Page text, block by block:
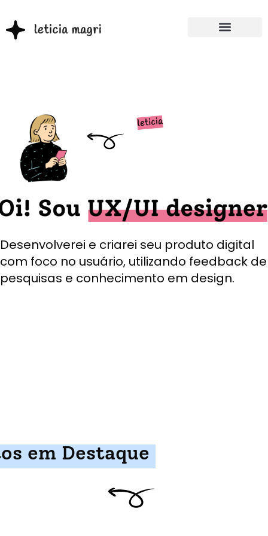
Desenvolverei e criarei seu produto digital
com foco no usuário, utilizando feedback de
pesquisas e conhecimento em design.
em Destaque